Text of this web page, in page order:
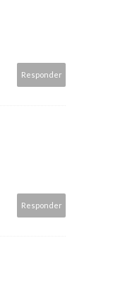
Responder
Responder